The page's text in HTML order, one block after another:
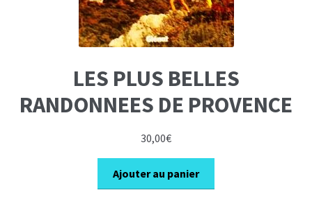
LES PLUS BELLES
RANDONNEES DE PROVENCE
30,00€
Ajouter au panier